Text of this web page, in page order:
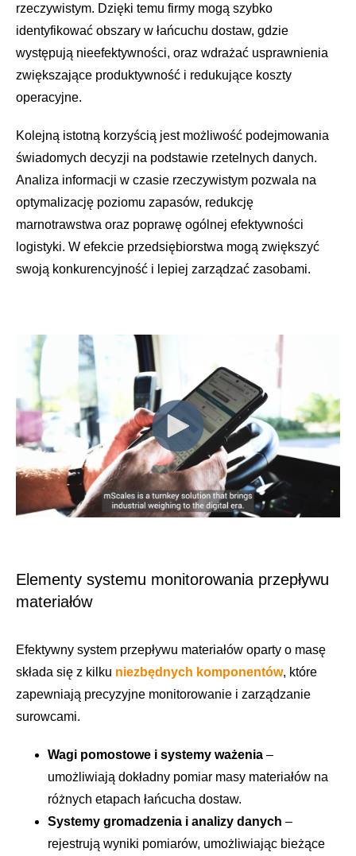
rzeczywistym. Dzięki temu firmy mogą szybko
identyfikować obszary w łańcuchu dostaw, gdzie
występują nieefektywności, oraz wdrażać usprawnienia
zwiększające produktywność i redukujące koszty
operacyjne.
Kolejną istotną korzyścią jest możliwość podejmowania
świadomych decyzji na podstawie rzetelnych danych.
Analiza informacji w czasie rzeczywistym pozwala na
optymalizację poziomu zapasów, redukcję
marnotrawstwa oraz poprawę ogólnej efektywności
logistyki. W efekcie przedsiębiorstwa mogą zwiększyć
swoją konkurencyjność i lepiej zarządzać zasobami.
Elementy systemu monitorowania przepływu
materiałów
Efektywny system przepływu materiałów oparty o masę
składa się z kilku niezbędnych komponentów, które
zapewniają precyzyjne monitorowanie i zarządzanie
surowcami.
Wagi pomostowe i systemy ważenia –
umożliwiają dokładny pomiar masy materiałów na
różnych etapach łańcucha dostaw.
Systemy gromadzenia i analizy danych –
rejestrują wyniki pomiarów, umożliwiając bieżące